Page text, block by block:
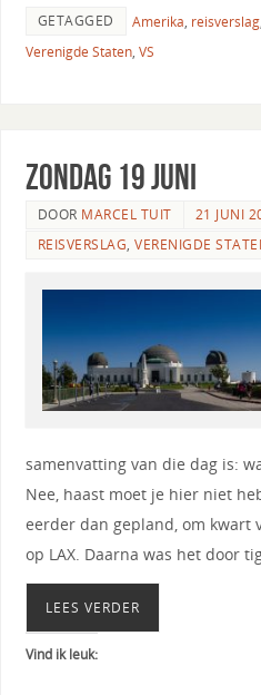
GETAGGED Amerika, reisverslag,
Verenigde Staten, VS
Zondag 19 juni
DOOR MARCEL TUIT
21 JUNI
REISVERSLAG,VERENIGDE
samenvatting van die dag is:
Nee, haast moet je hier niet
eerder dan gepland, om kwart
op LAX. Daarna was het door
LEES VERDER
Vind ik leuk: